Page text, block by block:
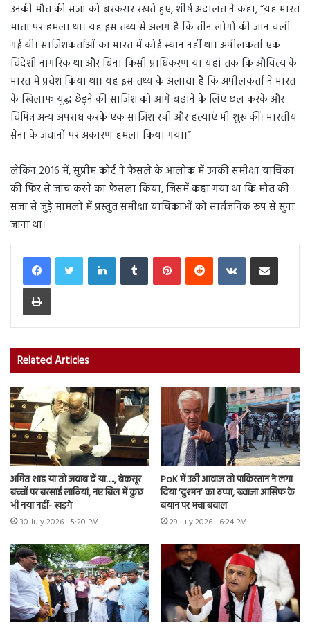
उनकी मौत की सजा को बरकरार रखते हुए, शीर्ष अदालत ने कहा, “यह भारत
माता पर हमला था। यह इस तथ्य से अलग है कि तीन लोगों की जान चली
गई थी। साजिशकर्ताओं का भारत में कोई स्थान नहीं था। अपीलकर्ता एक
विदेशी नागरिक था और बिना किसी प्राधिकरण या यहां तक ​​कि औचित्य के
भारत में प्रवेश किया था। यह इस तथ्य के अलावा है कि अपीलकर्ता ने भारत
के खिलाफ युद्ध छेड़ने की साजिश को आगे बढ़ाने के लिए छल करके और
विभिन्न अन्य अपराध करके एक साजिश रची और हत्याएं भी शुरू कीं। भारतीय
सेना के जवानों पर अकारण हमला किया गया।”
लेकिन 2016 में, सुप्रीम कोर्ट ने फैसले के आलोक में उनकी समीक्षा याचिका
की फिर से जांच करने का फैसला किया, जिसमें कहा गया था कि मौत की
सजा से जुड़े मामलों में प्रस्तुत समीक्षा याचिकाओं को सार्वजनिक रूप से सुना
जाना था।
LinkedInTumblr PinterestReddit VKontakteShare via Email
Print
Related Articles
अमित शाह या तो जवाब दें या…., बेकसूर
बच्चों पर बरसाई लाठियां, नए बिल में कुछ
भी नया नहीं- खड़गे
30 July 2026 - 5:20 PM
PoK में उठी आवाज तो पाकिस्तान ने लगा
दिया ‘दुश्मन’ का ठप्पा, ख्वाजा आसिफ के
बयान पर मचा बवाल
29 July 2026 - 6:24 PM